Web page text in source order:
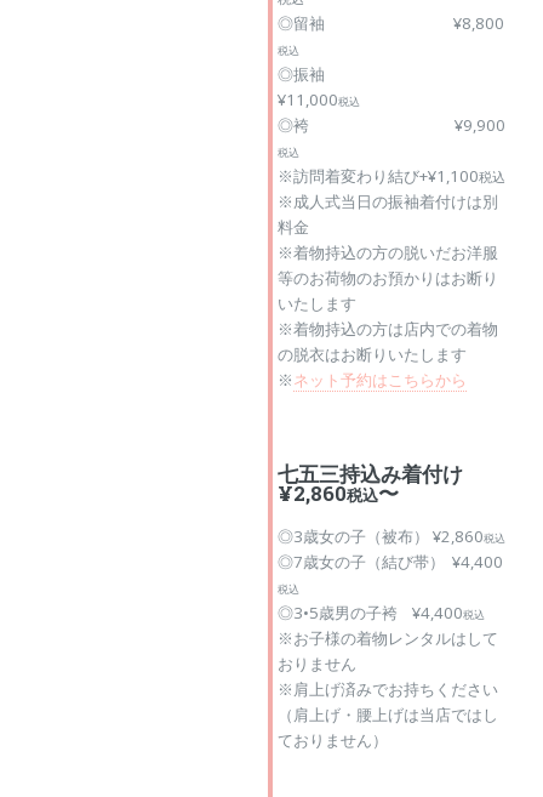
◎留袖 ¥8,800
税込
◎振袖
¥11,000税込
◎袴 ¥9,900
税込
※訪問着変わり結び+¥1,100税込
※成人式当日の振袖着付けは別
料金
※着物持込の方の脱いだお洋服
等のお荷物のお預かりはお断り
いたします
※着物持込の方は店内での着物
の脱衣はお断りいたします
※ネット予約はこちらから
七五三持込み着付け
¥2,860税込〜
◎3歳女の子（被布） ¥2,860税込
◎7歳女の子（結び帯） ¥4,400
税込
◎3•5歳男の子袴 ¥4,400税込
※お子様の着物レンタルはして
おりません
※肩上げ済みでお持ちください
（肩上げ・腰上げは当店ではし
ておりません）